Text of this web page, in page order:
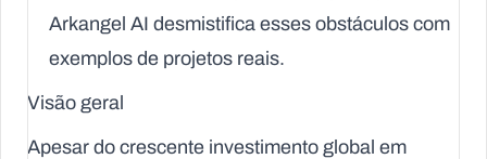
Arkangel AI desmistifica esses obstáculos com
exemplos de projetos reais.
Visão geral
Apesar do crescente investimento global em